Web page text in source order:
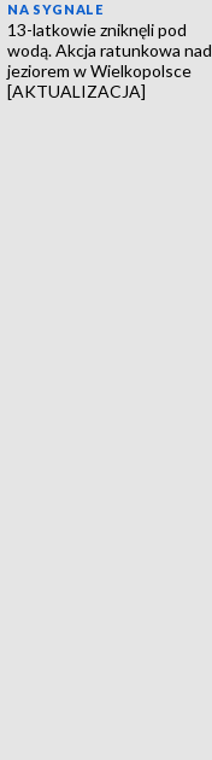
NA SYGNALE
13-latkowie zniknęli pod
wodą. Akcja ratunkowa nad
jeziorem w Wielkopolsce
[AKTUALIZACJA]